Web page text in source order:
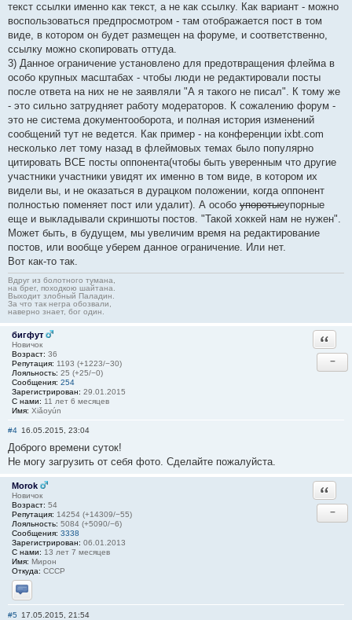
текст ссылки именно как текст, а не как ссылку. Как вариант - можно
воспользоваться предпросмотром - там отображается пост в том
виде, в котором он будет размещен на форуме, и соответственно,
ссылку можно скопировать оттуда.
3) Данное ограничение установлено для предотвращения флейма в
особо крупных масштабах - чтобы люди не редактировали посты
после ответа на них не не заявляли "А я такого не писал". К тому же
- это сильно затрудняет работу модераторов. К сожалению форум -
это не система документооборота, и полная история изменений
сообщений тут не ведется. Как пример - на конференции ixbt.com
несколько лет тому назад в флеймовых темах было популярно
цитировать ВСЕ посты оппонента(чтобы быть уверенным что другие
участники участники увидят их именно в том виде, в котором их
видели вы, и не оказаться в дурацком положении, когда оппонент
полностью поменяет пост или удалит). А особо упоротыеупорные
еще и выкладывали скриншоты постов. "Такой хоккей нам не нужен".
Может быть, в будущем, мы увеличим время на редактирование
постов, или вообще уберем данное ограничение. Или нет.
Вот как-то так.
Вдруг из болотного тумана,
на брег, походкою шайтана.
Выходит злобный Паладин.
За что так негра обозвали,
наверно знает, бог один.
бигфут
Новичок
Возраст: 36
Репутация: 1193 (+1223/−30)
Лояльность: 25 (+25/−0)
Сообщения: 254
Зарегистрирован: 29.01.2015
С нами: 11 лет 6 месяцев
Имя: Xiǎoyún
−
#4 16.05.2015, 23:04
Доброго времени суток!
Не могу загрузить от себя фото. Сделайте пожалуйста.
Morok
Новичок
Возраст: 54
Репутация: 14254 (+14309/−55)
Лояльность: 5084 (+5090/−6)
Сообщения: 3338
Зарегистрирован: 06.01.2013
С нами: 13 лет 7 месяцев
Имя: Мирон
Откуда: СССР
Отправить личное сообщение
−
#5 17.05.2015, 21:54